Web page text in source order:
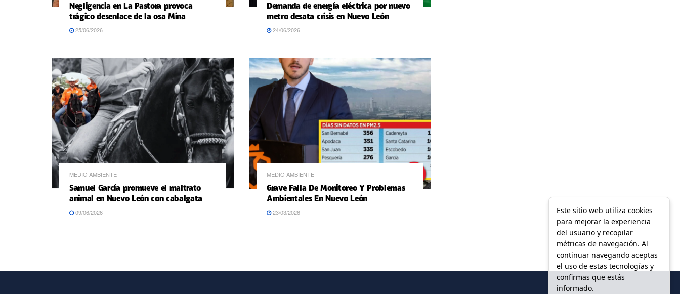
Negligencia en La Pastora provoca
trágico desenlace de la osa Mina
25/06/2026
Demanda de energía eléctrica por nuevo
metro desata crisis en Nuevo León
24/06/2026
MEDIO AMBIENTE
Samuel García promueve el maltrato
animal en Nuevo León con cabalgata
09/06/2026
MEDIO AMBIENTE
Grave Falla De Monitoreo Y Problemas
Ambientales En Nuevo León
23/03/2026
Este sitio web utiliza cookies
para mejorar la experiencia
del usuario y recopilar
métricas de navegación. Al
continuar navegando aceptas
el uso de estas tecnologías y
confirmas que estás
informado.